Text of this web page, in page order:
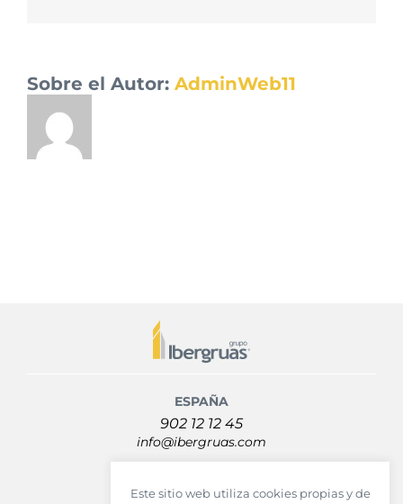
Sobre el Autor: AdminWeb11
ESPAÑA
902 12 12 45
info@ibergruas.com
Este sitio web utiliza cookies propias y de